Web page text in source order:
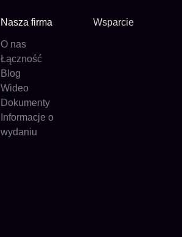
Nasza firma
O nas
Łączność
Blog
Wideo
Dokumenty
Informacje o
wydaniu
Wsparcie